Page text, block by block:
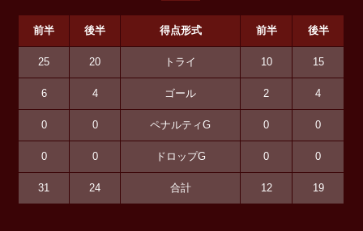
前半 後半 得点形式 前半 後半
25 20 トライ 10 15
6 4 ゴール 2 4
0 0 ペナルティG 0 0
0 0 ドロップG 0 0
31 24 合計 12 19